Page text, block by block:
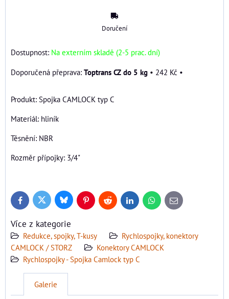
Doručení
Dostupnost: Na externím skladě (2-5 prac. dní)
Toptrans CZ do 5 kg • 242 Kč •
Produkt: Spojka CAMLOCK typ C
Materiál: hliník
Těsnění: NBR
Rozměr přípojky: 3/4"
FacebookTwitter BlueskyPinterestReddit LinkedInWhatsApp
E-
mail
Více z kategorie
Redukce, spojky, T-kusy
Rychlospojky, konektory
CAMLOCK / STORZ
Konektory CAMLOCK
Rychlospojky - Spojka Camlock typ C
Galerie